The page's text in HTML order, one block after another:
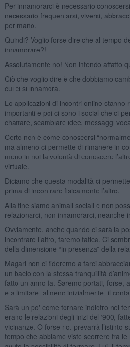
Per innamorarci è necessario
necessario frequentarsi, viversi,
per mano.
Quindi? Voglio forse dire che al tempo
innamorare?!
Assolutamente no! Non intendo affatto
Ciò che voglio dire è che dobbiamo
cui ci si innamora.
Le applicazioni di incontri online stanno
importanti e poi ci sono i social che ci
chattare, scambiare idee, messaggi
Certo non è come conoscersi
ma almeno ci permette di rimanere in
meno in noi la volontà di conoscere
virtuale.
Diciamo che questa modalità ci
prima di incontrare fisicamente l’altro.
Alla fine siamo animali sociali e non
relazionarci, non innamorarci, neanche
Ovviamente, anche quando ci sarà la
incontrare l’altro, faremo fatica. Ci
della dimensione “in presenza” della
Magari non ci fideremo a farci
un bacio con la stessa tranquillità
fatto un anno fa. Saremo portati, forse,
e a limitare, almeno inizialmente, il
Sarà un po' come tornare indietro nel
erano le relazioni degli inizi del ‘900,
vicinanze. O forse no, prevarrà l’istinto
tempo che abbiamo visto scorrere tra